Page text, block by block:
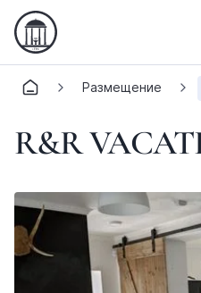
Размещение
R&R